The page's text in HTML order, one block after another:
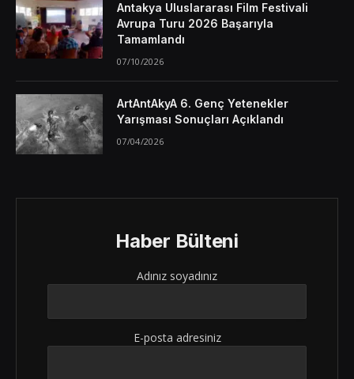
Antakya Uluslararası Film Festivali
Avrupa Turu 2026 Başarıyla
Tamamlandı
07/10/2026
ArtAntAkyA 6. Genç Yetenekler
Yarışması Sonuçları Açıklandı
07/04/2026
Haber Bülteni
Adınız soyadınız
E-posta adresiniz